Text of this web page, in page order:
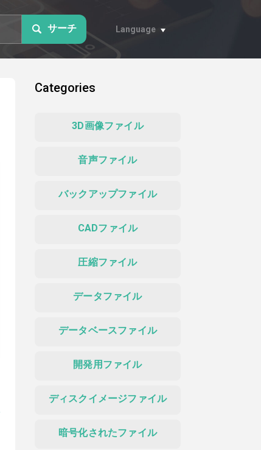
サーチ Language
Categories
3D画像ファイル
音声ファイル
バックアップファイル
CADファイル
圧縮ファイル
データファイル
データベースファイル
開発用ファイル
ディスクイメージファイル
暗号化されたファイル